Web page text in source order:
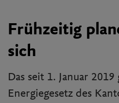
Frühzeitig
sich
Das seit 1. Januar
Energiegesetz des